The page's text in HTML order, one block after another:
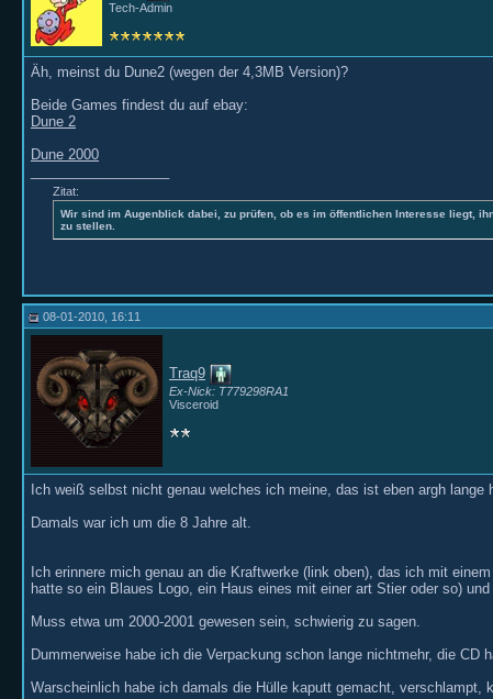
Tech-Admin
Äh, meinst du Dune2 (wegen der 4,3MB Version)?
Beide Games findest du auf ebay:
Dune 2
Dune 2000
Zitat:
Wir sind im Augenblick dabei, zu prüfen, ob es im öffentlichen Interesse liegt,
zu stellen.
08-01-2010, 16:11
Traq9
Ex-Nick: T779298RA1
Visceroid
Ich weiß selbst nicht genau welches ich meine, das ist eben argh lange
Damals war ich um die 8 Jahre alt.
Ich erinnere mich genau an die Kraftwerke (link oben), das ich mit
hatte so ein Blaues Logo, ein Haus eines mit einer art Stier oder so)
Muss etwa um 2000-2001 gewesen sein, schwierig zu sagen.
Dummerweise habe ich die Verpackung schon lange nichtmehr, die CD
Warscheinlich habe ich damals die Hülle kaputt gemacht, verschlampt,